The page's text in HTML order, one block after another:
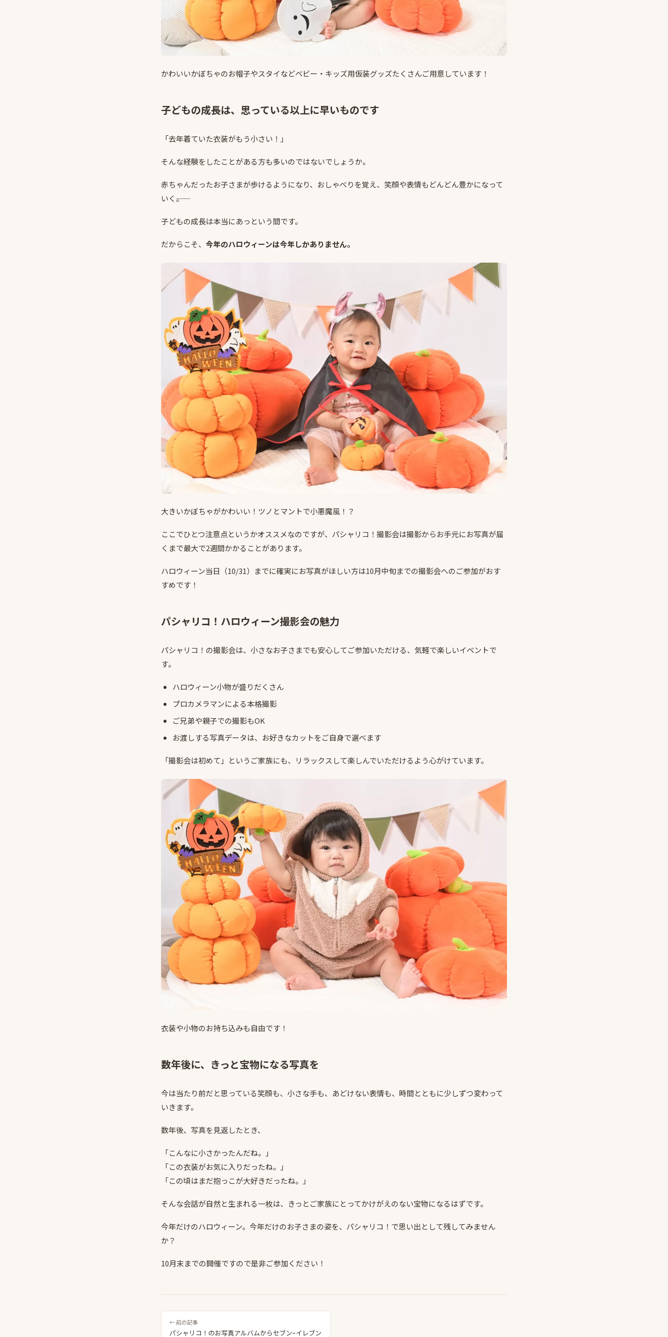
かわいいかぼちゃのお帽子やスタイなどベビー・キッズ用仮装グッズたくさんご用意しています！
子どもの成長は、思っている以上に早いものです
「去年着ていた衣装がもう小さい！」
そんな経験をしたことがある方も多いのではないでしょうか。
赤ちゃんだったお子さまが歩けるようになり、おしゃべりを覚え、笑顔や表情もどんどん豊かになって
いく――。
子どもの成長は本当にあっという間です。
だからこそ、 今年のハロウィーンは今年しかありません。
大きいかぼちゃがかわいい！ツノとマントで小悪魔風！？
ここでひとつ注意点というかオススメなのですが、パシャリコ！撮影会は撮影からお手元にお写真が届
くまで最大で2週間かかることがあります。
ハロウィーン当日（10/31）までに確実にお写真がほしい方は10月中旬までの撮影会へのご参加がおす
すめです！
パシャリコ！ハロウィーン撮影会の魅力
パシャリコ！の撮影会は、小さなお子さまでも安心してご参加いただける、気軽で楽しいイベントで
す。
ハロウィーン小物が盛りだくさん
プロカメラマンによる本格撮影
ご兄弟や親子での撮影もOK
お渡しする写真データは、お好きなカットをご自身で選べます
「撮影会は初めて」というご家族にも、リラックスして楽しんでいただけるよう心がけています。
衣装や小物のお持ち込みも自由です！
数年後に、きっと宝物になる写真を
今は当たり前だと思っている笑顔も、小さな手も、あどけない表情も、時間とともに少しずつ変わって
いきます。
数年後、写真を見返したとき、
「こんなに小さかったんだね。」
「この衣装がお気に入りだったね。」
「この頃はまだ抱っこが大好きだったね。」
そんな会話が自然と生まれる一枚は、きっとご家族にとってかけがえのない宝物になるはずです。
今年だけのハロウィーン。今年だけのお子さまの姿を、パシャリコ！で思い出として残してみません
か？
10月末までの開催ですので是非ご参加ください！
← 前の記事
パシャリコ！のお写真アルバムからセブンｰイレブン